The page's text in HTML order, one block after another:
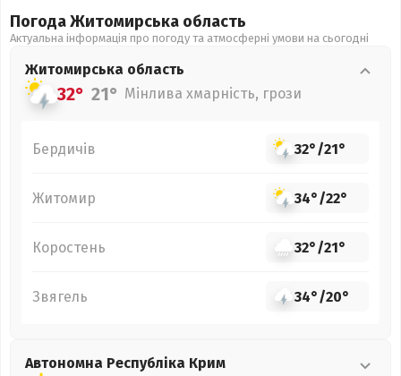
Погода Житомирська область
Актуальна інформація про погоду та атмосферні умови на сьогодні
Житомирська область
32° 21° Мінлива хмарність, грози
Бердичів 32°/21°
Житомир 34°/22°
Коростень 32°/21°
Звягель 34°/20°
Автономна Республіка Крим